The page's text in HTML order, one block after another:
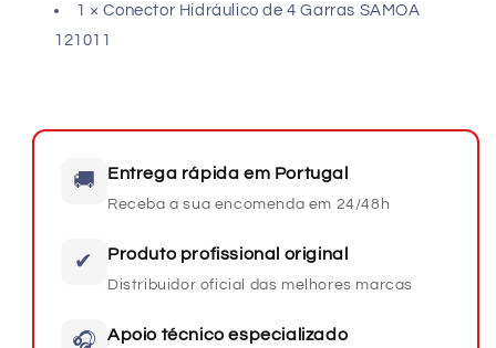
1 × Conector Hidráulico de 4 Garras SAMOA
121011
🚚 Entrega rápida em Portugal
Receba a sua encomenda em 24/48h
✔ Produto profissional original
Distribuidor oficial das melhores marcas
🎧 Apoio técnico especializado